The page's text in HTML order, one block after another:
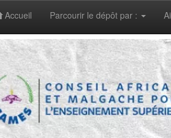
Accueil Parcourir le dépôt par :